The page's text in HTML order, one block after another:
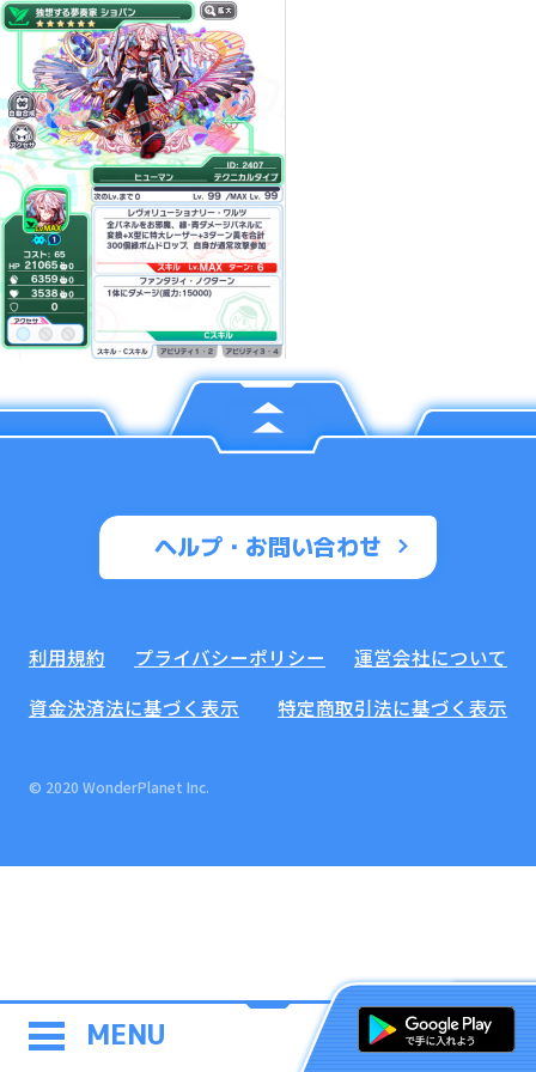
MENU
ヘルプ・お問い合わせ
利用規約 プライバシーポリシー
運営会社について
資金決済法に基づく表示
特定商取引法に基づく表示
© 2020 WonderPlanet Inc.